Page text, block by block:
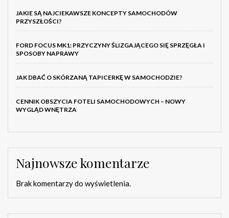
JAKIE SĄ NAJCIEKAWSZE KONCEPTY SAMOCHODÓW
PRZYSZŁOŚCI?
FORD FOCUS MK1: PRZYCZYNY ŚLIZGAJĄCEGO SIĘ SPRZĘGŁA I
SPOSOBY NAPRAWY
JAK DBAĆ O SKÓRZANĄ TAPICERKĘ W SAMOCHODZIE?
CENNIK OBSZYCIA FOTELI SAMOCHODOWYCH – NOWY
WYGLĄD WNĘTRZA
Najnowsze komentarze
Brak komentarzy do wyświetlenia.